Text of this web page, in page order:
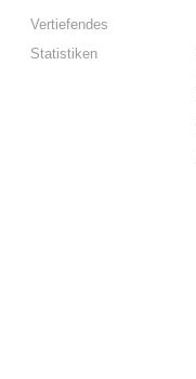
Vertiefendes
Statistiken